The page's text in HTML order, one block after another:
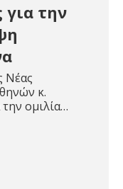
την
Νέας
κ.
ομιλία…